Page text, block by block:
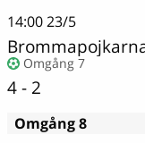
14:0023/5
Omgång 7
4 - 2
Omgång 8